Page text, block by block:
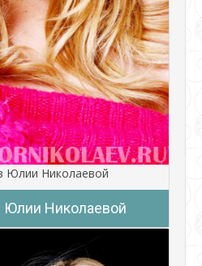
Юлии Николаевой
Юлии Николаевой